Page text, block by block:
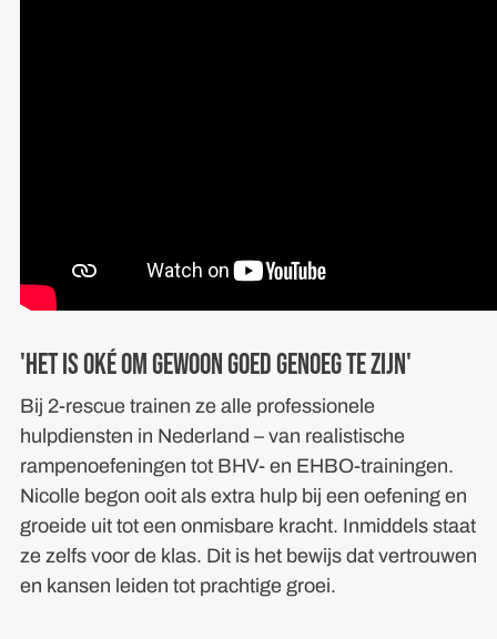
'Het is oké om gewoon goed genoeg te zijn'
Bij 2-rescue trainen ze alle professionele
hulpdiensten in Nederland – van realistische
rampenoefeningen tot BHV- en EHBO-trainingen.
Nicolle begon ooit als extra hulp bij een oefening en
groeide uit tot een onmisbare kracht. Inmiddels staat
ze zelfs voor de klas. Dit is het bewijs dat vertrouwen
en kansen leiden tot prachtige groei.